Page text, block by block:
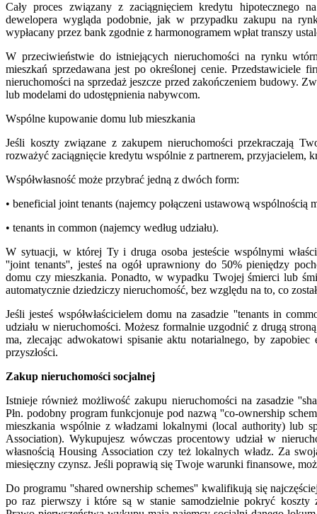
Cały proces związany z zaciągnięciem kredytu hipotecznego
dewelopera wygląda podobnie, jak w przypadku zakupu na
wypłacany przez bank zgodnie z harmonogramem wpłat transzy
W przeciwieństwie do istniejących nieruchomości na rynku
mieszkań sprzedawana jest po określonej cenie. Przedstawiciele
nieruchomości na sprzedaż jeszcze przed zakończeniem budowy.
lub modelami do udostępnienia nabywcom.
Wspólne kupowanie domu lub mieszkania
Jeśli koszty związane z zakupem nieruchomości przekraczają
rozważyć zaciągnięcie kredytu wspólnie z partnerem, przyjacielem,
Współwłasność może przybrać jedną z dwóch form:
• beneficial joint tenants (najemcy połączeni ustawową wspólnością
• tenants in common (najemcy według udziału).
W sytuacji, w której Ty i druga osoba jesteście wspólnymi
''joint tenants'', jesteś na ogół uprawniony do 50% pieniędzy
domu czy mieszkania. Ponadto, w wypadku Twojej śmierci lub
automatycznie dziedziczy nieruchomość, bez względu na to, co
Jeśli jesteś współwłaścicielem domu na zasadzie ''tenants in
udziału w nieruchomości. Możesz formalnie uzgodnić z drugą
ma, zlecając adwokatowi spisanie aktu notarialnego, by
przyszłości.
Zakup nieruchomości socjalnej
Istnieje również możliwość zakupu nieruchomości na zasadzie
Płn. podobny program funkcjonuje pod nazwą ''co-ownership
mieszkania wspólnie z władzami lokalnymi (local authority) lub
Association). Wykupujesz wówczas procentowy udział w
własnością Housing Association czy też lokalnych władz. Za
miesięczny czynsz. Jeśli poprawią się Twoje warunki finansowe,
Do programu ''shared ownership schemes'' kwalifikują się
po raz pierwszy i które są w stanie samodzielnie pokryć koszty